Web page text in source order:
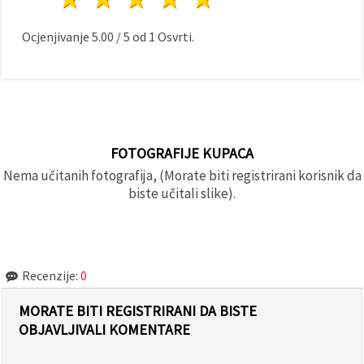
Ocjenjivanje 5.00 /5 od 1 Osvrti.
FOTOGRAFIJE KUPACA
Nema učitanih fotografija, (Morate biti registrirani korisnik da
biste učitali slike).
Recenzije: 0
MORATE BITI REGISTRIRANI DA BISTE
OBJAVLJIVALI KOMENTARE